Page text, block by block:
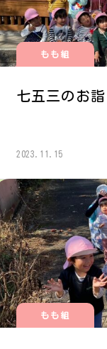
もも組
七五三のお詣
2023.11.15
もも組